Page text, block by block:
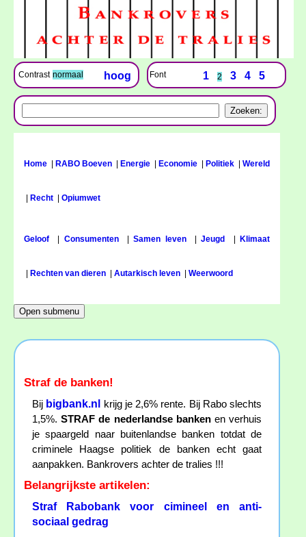
Contrast normaal hoog Font 1 2 3 4 5
Home RABO Boeven Energie Economie Politiek Wereld
Recht Opiumwet
Geloof Consumenten|Samen leven|Jeugd Klimaat
Rechten van dieren Autarkisch leven Weerwoord
Straf de banken!
Bij bigbank.nl
krijg je 2,6% rente. Bij Rabo slechts
1,5%.STRAF de nederlandse bankenen verhuis
je spaargeld naar buitenlandse banken totdat de
criminele Haagse politiek de banken echt gaat
aanpakken. Bankrovers achter de tralies !!!
Belangrijkste artikelen:
Straf Rabobank voor cimineel en anti-
sociaal gedrag